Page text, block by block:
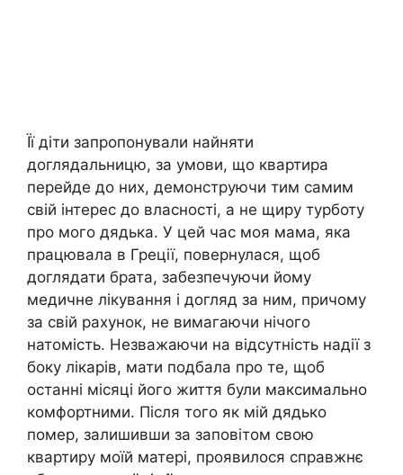
Її діти запропонували найняти
доглядальницю, за умови, що квартира
перейде до них, демонструючи тим самим
свій інтерес до власності, а не щиру турботу
про мого дядька. У цей час моя мама, яка
працювала в Греції, повернулася, щоб
доглядати брата, забезпечуючи йому
медичне лікування і догляд за ним, причому
за свій рахунок, не вимагаючи нічого
натомість. Незважаючи на відсутність надії з
боку лікарів, мати подбала про те, щоб
останні місяці його життя були максимально
комфортними. Після того як мій дядько
помер, залишивши за заповітом свою
квартиру моїй матері, проявилося справжнє